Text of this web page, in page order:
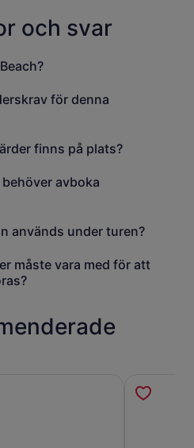
och svar
för denna
finns på plats?
avboka
används under turen?
måste vara med för att